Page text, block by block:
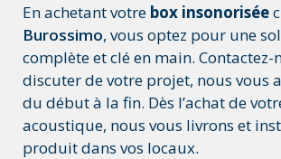
En achetant votre box insonorisée
Burossimo, vous optez pour une
complète et clé en main.
discuter de votre projet, nous vous
du début à la fin. Dès l’achat de
acoustique, nous vous livrons et
produit dans vos locaux.